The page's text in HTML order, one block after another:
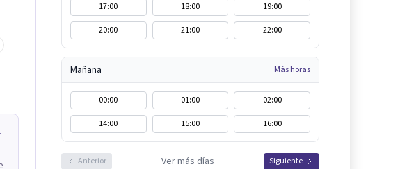
17:00 18:00
19:00
20:00
21:00 22:00
Mañana Más horas
00:00 01:00
02:00
14:00
15:00 16:00
Anterior Ver más días Siguiente